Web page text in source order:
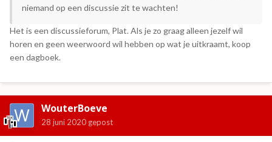
niemand op een discussie zit te wachten!
Het is een discussieforum, Plat. Als je zo graag alleen jezelf wil
horen en geen weerwoord wil hebben op wat je uitkraamt, koop
een dagboek.
WouterBoeve
28 juni 2020 gepost